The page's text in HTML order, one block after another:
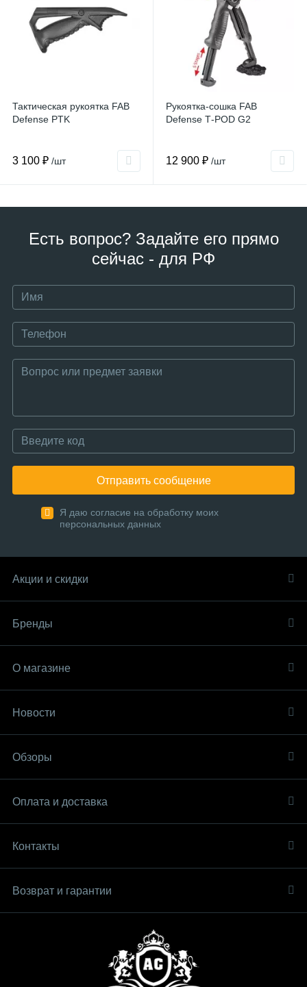
Тактическая рукоятка FAB
Defense PTK
3 100 ₽ /шт
Рукоятка-сошка FAB
Defense Т-POD G2
12 900 ₽ /шт
Есть вопрос? Задайте его прямо
сейчас - для РФ
Отправить сообщение
Я даю согласие на обработку моих
персональных данных
Акции и скидки
Бренды
О магазине
Новости
Обзоры
Оплата и доставка
Контакты
Возврат и гарантии